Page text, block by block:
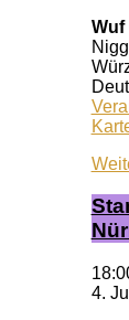
Wuf
4.